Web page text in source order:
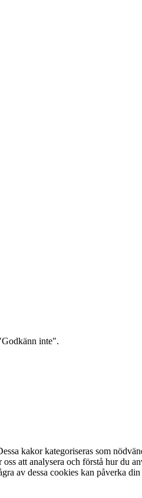
inte".
kakor kategoriseras som
att analysera och förstå hur du
av dessa cookies kan påverka